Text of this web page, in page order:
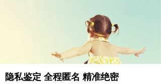
隐私鉴定 全程匿名 精准绝密